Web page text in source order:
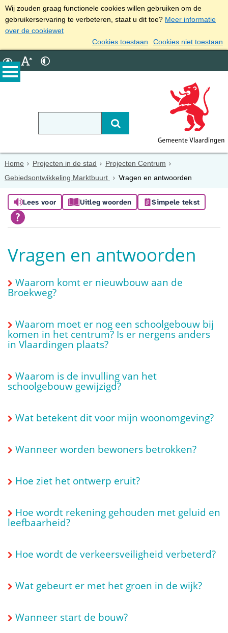
Wij zouden graag functionele cookies willen gebruiken om de
gebruikerservaring te verbeteren, staat u dit toe? Meer informatie
over de cookiewet
Cookies toestaan
Cookies niet toestaan
Home Projecten in de stad
Projecten Centrum
Gebiedsontwikkeling Marktbuurt
Vragen en antwoorden
Lees voor Uitleg woorden Simpele tekst
Vragen en antwoorden
Waarom komt er nieuwbouw aan de
Broekweg?
Waarom moet er nog een schoolgebouw bij
komen in het centrum? Is er nergens anders
in Vlaardingen plaats?
Waarom is de invulling van het
schoolgebouw gewijzigd?
Wat betekent dit voor mijn woonomgeving?
Wanneer worden bewoners betrokken?
Hoe ziet het ontwerp eruit?
Hoe wordt rekening gehouden met geluid en
leefbaarheid?
Hoe wordt de verkeersveiligheid verbeterd?
Wat gebeurt er met het groen in de wijk?
Wanneer start de bouw?